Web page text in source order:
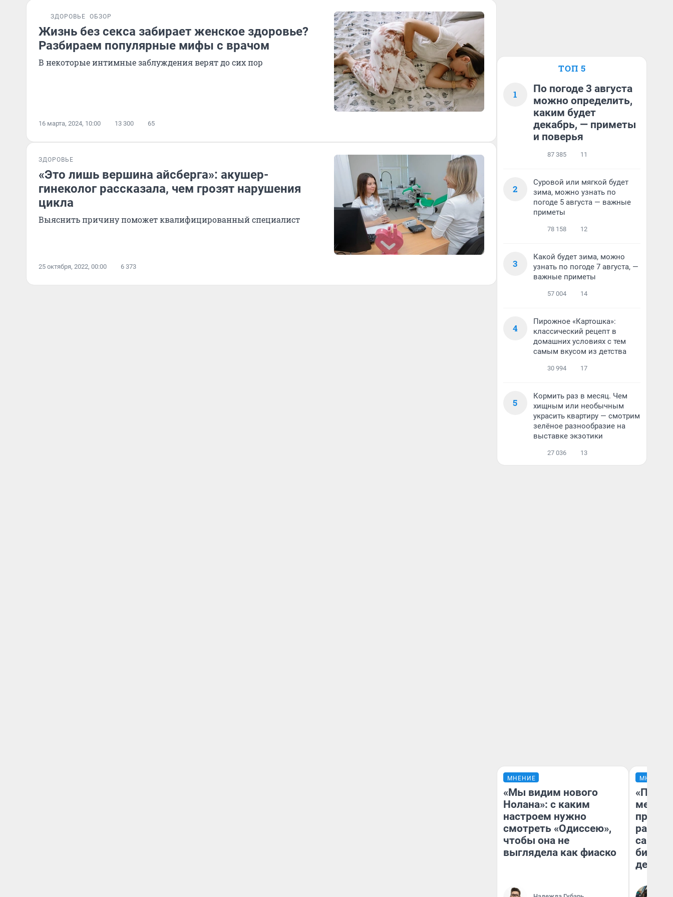
ЗДОРОВЬЕ ОБЗОР
Жизнь без секса забирает женское здоровье?
Разбираем популярные мифы с врачом
В некоторые интимные заблуждения верят до сих пор
16 марта, 2024, 10:00 13 300 65
ЗДОРОВЬЕ
«Это лишь вершина айсберга»: акушер-
гинеколог рассказала, чем грозят нарушения
цикла
Выяснить причину поможет квалифицированный специалист
25 октября, 2022, 00:00 6 373
ТОП 5
1
По погоде 3 августа
можно определить,
каким будет
декабрь, — приметы
и поверья
87 385 11
2
Суровой или мягкой будет
зима, можно узнать по
погоде 5 августа — важные
приметы
78 158 12
3
Какой будет зима, можно
узнать по погоде 7 августа, —
важные приметы
57 004 14
4
Пирожное «Картошка»:
классический рецепт в
домашних условиях с тем
самым вкусом из детства
30 994 17
5
Кормить раз в месяц. Чем
хищным или необычным
украсить квартиру — смотрим
зелёное разнообразие на
выставке экзотики
27 036 13
МНЕНИЕ
«Мы видим нового
Нолана»: с каким
настроем нужно
смотреть «Одиссею»,
чтобы она не
выглядела как фиаско
МНЕНИЕ
самом